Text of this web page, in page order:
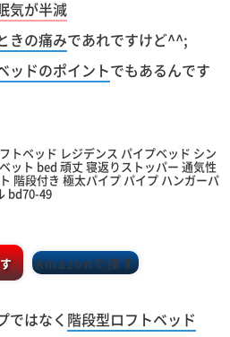
気が半減
きの痛みであれですけど^^;
ッドのポイントでもあるんです
トベッド レジデンス パイプベッド シン
ット bed 頑丈 寝返りストッパー 通気性
階段付き 極太パイプ パイプ ハンガーパ
bd70-49
Amazonで探す
ではなく 階段型ロフトベッド